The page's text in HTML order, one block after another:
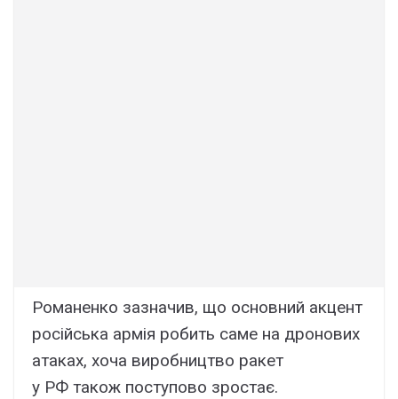
Романенко зазначив, що основний акцент
російська армія робить саме на дронових
атаках, хоча виробництво ракет
у РФ також поступово зростає.